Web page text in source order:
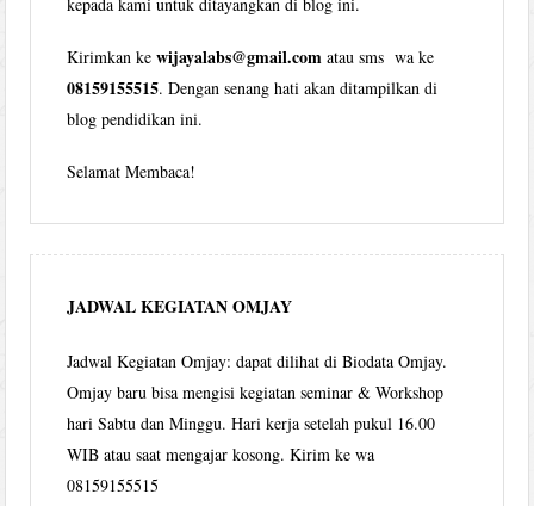
Kirimkan kewijayalabs@gmail.com atau sms wa ke
08159155515. Dengan senang hati akan ditampilkan di
blog pendidikan ini.
Selamat Membaca!
JADWAL KEGIATAN OMJAY
Jadwal Kegiatan Omjay: dapat dilihat di Biodata Omjay.
Omjay baru bisa mengisi kegiatan seminar & Workshop
hari Sabtu dan Minggu. Hari kerja setelah pukul 16.00
WIB atau saat mengajar kosong. Kirim ke wa
08159155515